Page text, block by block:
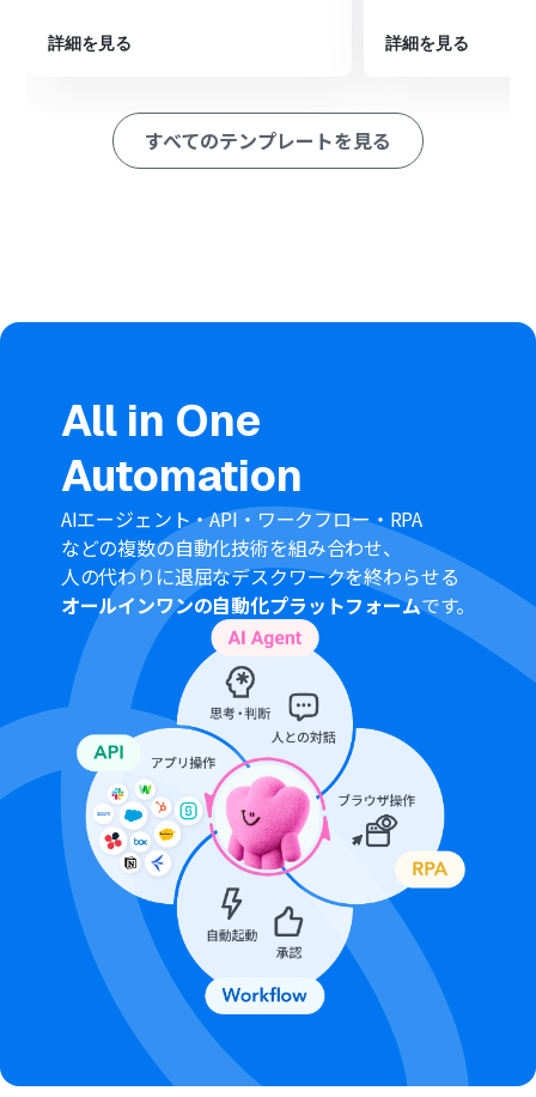
続いて、オペレーションでGeminiを選択し、「コンテン
ツを生成」アクションで、受信したメッセージに対する返
択し、「テキストメッセージを送信」アクションで、
Geminiが生成した内容をユーザーに返信します。
ジ本文に特定のキーワードが含まれている場合のみ後続
Geminiでコンテンツを生成する際のプロンプト（指示
文）は自由にカスタマイズが可能です。受信したメッセー
させることができます。
LINE公式アカウントから返信するメッセージは、Gemini
が生成した内容だけでなく、固定のテキストを追加する
ことも可能です。
■注意事項
LINE公式アカウント、GeminiのそれぞれとYoomを連携
してください。
分岐はパーソナルプラン以上のプランでご利用いただけ
る機能（オペレーション）となっております。フリープラ
ンの場合は設定しているフローボットのオペレーション
はエラーとなりますので、ご注意ください。
パーソナルプランなどの有料プランは、2週間の無料トラ
イアルを行うことが可能です。無料トライアル中には制限
対象のアプリや機能（オペレーション）を使用すること
ができます。詳しくは、料金プラン
のページをご参照くだ
さい。
詳細を見る 詳細を見る
すべてのテンプレートを見る
All in One
Automation
AIエージェント・API・ワークフロー・RPA
などの複数の自動化技術を組み合わせ、
人の代わりに退屈なデスクワークを終わらせる
オールインワンの自動化プラットフォームです。